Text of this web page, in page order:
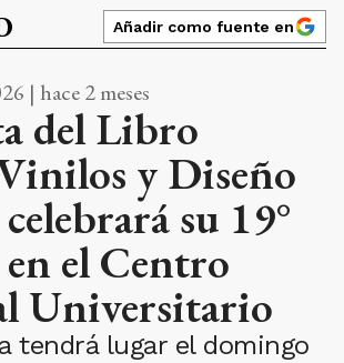
Añadir como fuente en
| hace 2 meses
del Libro
y Diseño
su 19°
el Centro
Universitario
tendrá lugar el domingo